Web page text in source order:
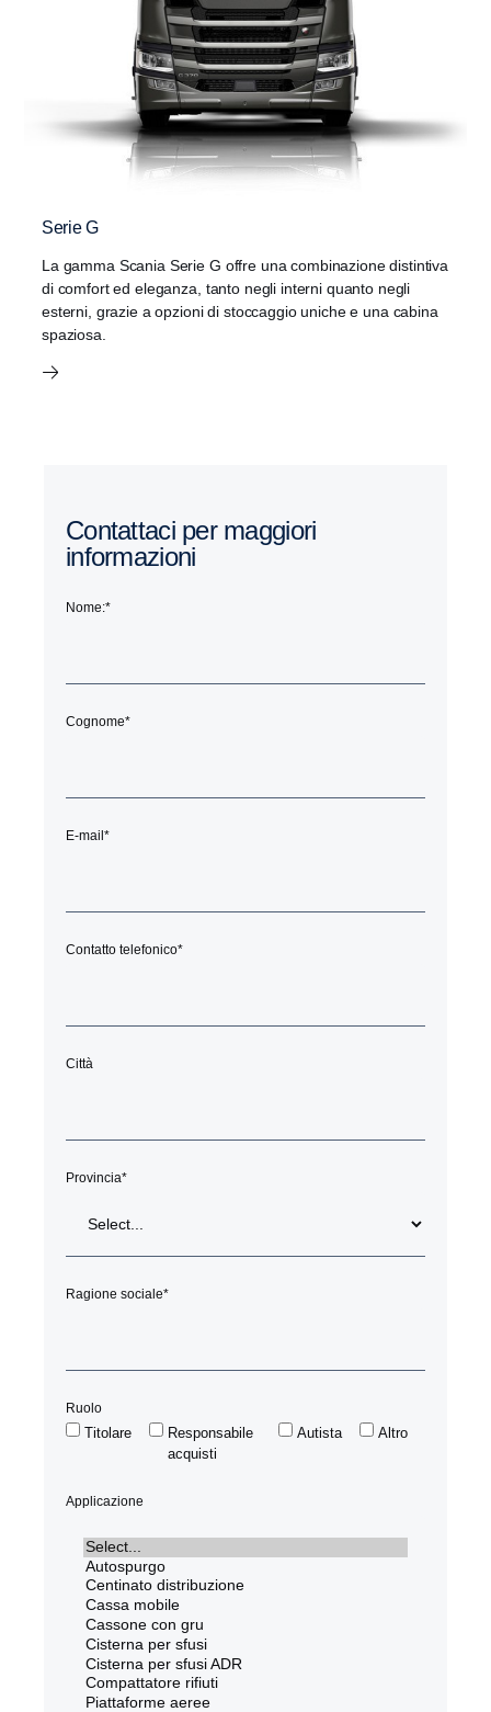
Serie G
La gamma Scania Serie G offre una combinazione distintiva
di comfort ed eleganza, tanto negli interni quanto negli
esterni, grazie a opzioni di stoccaggio uniche e una cabina
spaziosa.
Contattaci per maggiori
informazioni
*
Nome:
*
Cognome
*
E-mail
*
Contatto telefonico
Città
*
Provincia
*
Ragione sociale
Ruolo
Titolare
Responsabile
acquisti
Autista Altro
Applicazione